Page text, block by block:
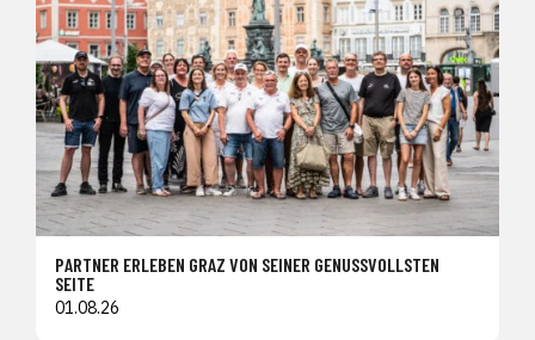
PARTNER ERLEBEN GRAZ VON SEINER GENUSSVOLLSTEN
SEITE
01.08.26